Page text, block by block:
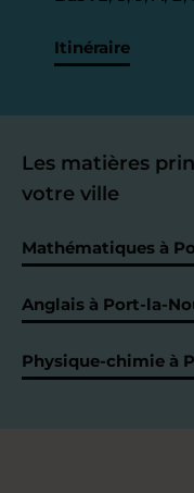
Itinéraire
Les matières
votre ville
Mathématiques à
Anglais à Port-la-
Physique-chimie à